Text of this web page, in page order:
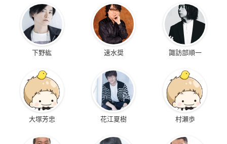
下野紘 速水奨 諏訪部順一
大塚芳忠 花江夏樹 村瀬歩